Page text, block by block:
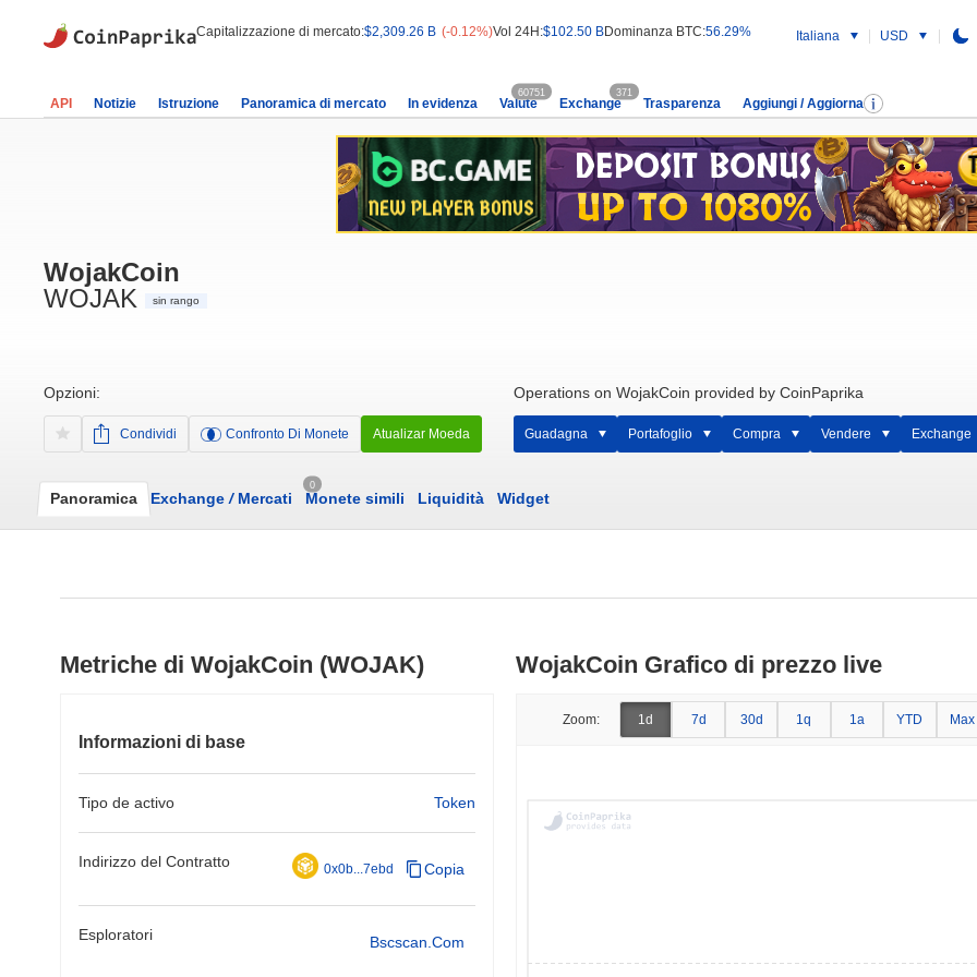
Capitalizzazione di mercato:$2,309.26 B (-0.12%)Vol 24H:$102.50 BDominanza BTC:56.29% Italiana USD
API Notizie Istruzione Panoramica di mercato In evidenza Valute
60751
Exchange
371
Trasparenza Aggiungi / Aggiorna
WojakCoin
WOJAK
sin rango
Opzioni:
Condividi Confronto Di Monete Atualizar Moeda
Operations on WojakCoin provided by CoinPaprika
Guadagna Portafoglio Compra Vendere Exchange
Panoramica Exchange /Mercati
0
Monete simili Liquidità Widget
Metriche di WojakCoin (WOJAK)
Informazioni di base
Tipo de activo Token
Indirizzo del Contratto 0x0b...7ebd Copia
Esploratori Bscscan.com
WojakCoin Grafico di prezzo live
Zoom: 1d 7d 30d 1q 1a YTD Max